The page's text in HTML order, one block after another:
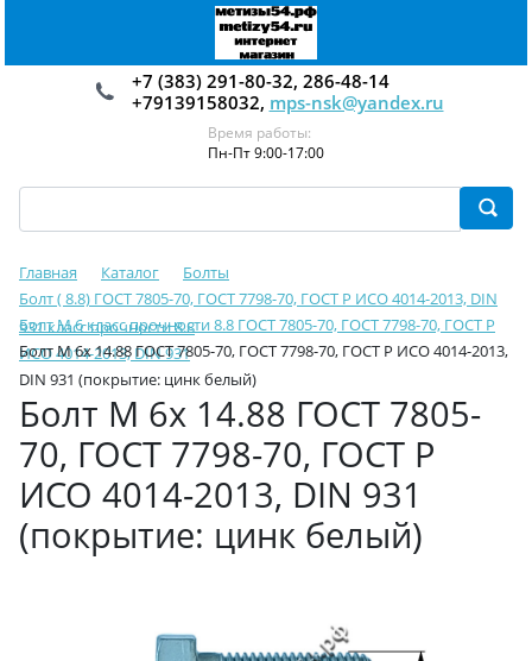
+7 (383) 291-80-32, 286-48-14
+79139158032, mps-nsk@yandex.ru
Время работы:
Пн-Пт 9:00-17:00
Главная Каталог
Болты
Болт ( 8.8) ГОСТ 7805-70, ГОСТ 7798-70, ГОСТ Р ИСО 4014-2013, DIN
931 класс прочности 8.8
Болт М 6 класс прочности 8.8 ГОСТ 7805-70, ГОСТ 7798-70, ГОСТ Р
ИСО 4014-2013, DIN 931
Болт М 6х 14.88 ГОСТ 7805-70, ГОСТ 7798-70, ГОСТ Р ИСО 4014-2013,
DIN 931 (покрытие: цинк белый)
Болт М 6х 14.88 ГОСТ 7805-
70, ГОСТ 7798-70, ГОСТ Р
ИСО 4014-2013, DIN 931
(покрытие: цинк белый)